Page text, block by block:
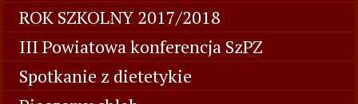
ROK SZKOLNY 2017/2018
III Powiatowa konferencja SzPZ
Spotkanie z dietetykie